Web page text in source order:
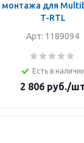
монтажа для
T-RTL
Арт: 1189094
Есть в наличии
2 806руб./